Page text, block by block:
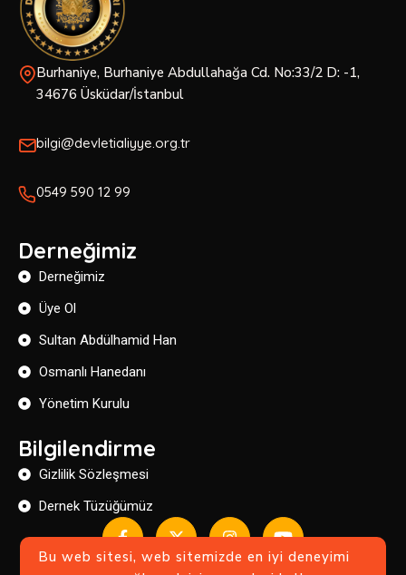
Bu web sitesi, web sitemizde en iyi deneyimi
Burhaniye, Burhaniye Abdullahağa Cd. No:33/2 D: -1,
34676 Üsküdar/İstanbul
bilgi@devletialiyye.org.tr
0549 590 12 99
Derneğimiz
Derneğimiz
Üye Ol
Sultan Abdülhamid Han
Osmanlı Hanedanı
Yönetim Kurulu
Bilgilendirme
Gizlilik Sözleşmesi
Dernek Tüzüğümüz